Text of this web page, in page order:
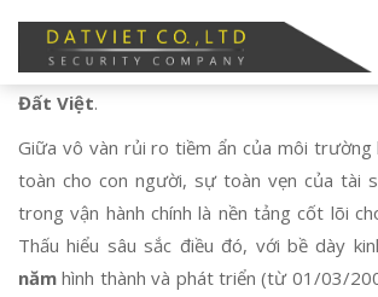
Kính chào Quý khách hàng đến vớiCông
Đất Việt.
Giữa vô vàn rủi ro tiềm ẩn của môi trường
toàn cho con người, sự toàn vẹn của tài
trong vận hành chính là nền tảng cốt lõi
Thấu hiểu sâu sắc điều đó, với bề dày
năm hình thành và phát triển (từ 01/03/